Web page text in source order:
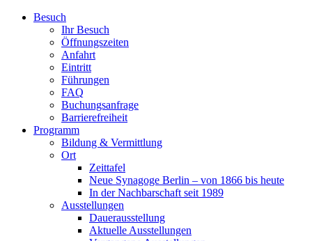
Besuch
Ihr Besuch
Öffnungszeiten
Anfahrt
Eintritt
Führungen
FAQ
Buchungsanfrage
Barrierefreiheit
Programm
Bildung & Vermittlung
Ort
Zeittafel
Neue Synagoge Berlin – von 1866 bis heute
In der Nachbarschaft seit 1989
Ausstellungen
Dauerausstellung
Aktuelle Ausstellungen